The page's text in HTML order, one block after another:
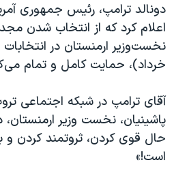
دونالد ترامپ، رئیس جمهوری
اعلام کرد که از انتخاب شدن
خرداد)، حمایت کامل و تمام
آقای ترامپ در شبکه اجتماعی
پاشینیان، نخست وزیر
حال قوی کردن، ثروتمند کردن
است!»